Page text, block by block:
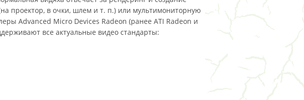
проектор, в очки, шлем и т. п.) или мультимониторную
Advanced Micro Devices Radeon (ранее ATI Radeon и
все актуальные видео стандарты: